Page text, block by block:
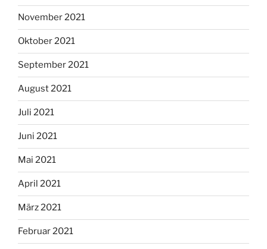
November 2021
Oktober 2021
September 2021
August 2021
Juli 2021
Juni 2021
Mai 2021
April 2021
März 2021
Februar 2021